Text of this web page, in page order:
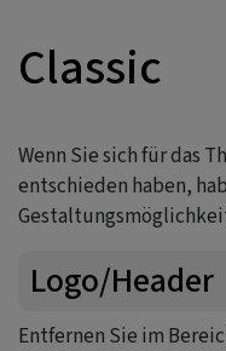
Classic
Wenn Sie sich für das
entschieden haben,
Logo/Header
Entfernen Sie im